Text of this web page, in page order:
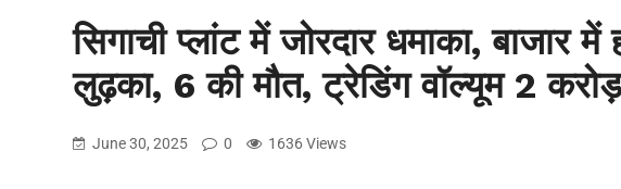
सिगाची प्लांट में जोरदार धमाका,
लुढ़का, 6 की मौत, ट्रेडिंग वॉल्यूम 2 करोड़
June 30, 2025 0 1636 Views